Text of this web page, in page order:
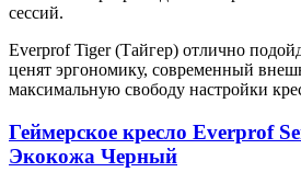
сессий.
Everprof Tiger (Тайгер) отлично
ценят эргономику, современный
максимальную свободу настройки
Геймерское кресло Everprof
Экокожа Черный